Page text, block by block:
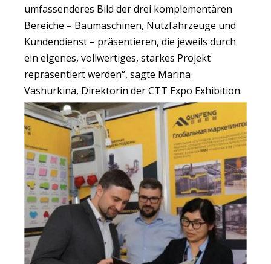
umfassenderes Bild der drei komplementären
Bereiche – Baumaschinen, Nutzfahrzeuge und
Kundendienst – präsentieren, die jeweils durch
ein eigenes, vollwertiges, starkes Projekt
repräsentiert werden“, sagte Marina
Vashurkina, Direktorin der CTT Expo Exhibition.